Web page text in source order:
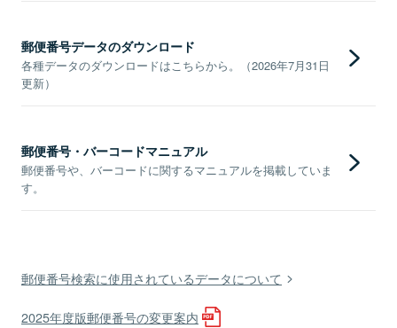
郵便番号データのダウンロード
各種データのダウンロードはこちらから。（2026年7月31日
更新）
郵便番号・バーコードマニュアル
郵便番号や、バーコードに関するマニュアルを掲載していま
す。
郵便番号検索に使用されているデータについて
2025年度版郵便番号の変更案内